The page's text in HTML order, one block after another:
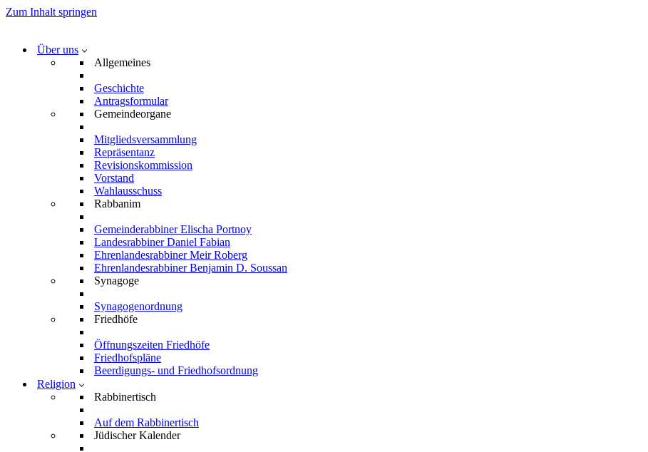
Zum Inhalt springen
Über uns
Allgemeines
Geschichte
Antragsformular
Gemeindeorgane
Mitgliedsversammlung
Repräsentanz
Revisionskommission
Vorstand
Wahlausschuss
Rabbanim
Gemeinderabbiner Elischa Portnoy
Landesrabbiner Daniel Fabian
Ehrenlandesrabbiner Meir Roberg
Ehrenlandesrabbiner Benjamin D. Soussan
Synagoge
Synagogenordnung
Friedhöfe
Öffnungszeiten Friedhöfe
Friedhofspläne
Beerdigungs- und Friedhofsordnung
Religion
Rabbinertisch
Auf dem Rabbinertisch
Jüdischer Kalender